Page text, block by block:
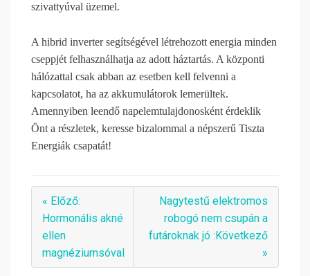
szivattyúval üzemel.
A hibrid inverter segítségével létrehozott energia minden
cseppjét felhasználhatja az adott háztartás. A központi
hálózattal csak abban az esetben kell felvenni a
kapcsolatot, ha az akkumulátorok lemerültek.
Amennyiben leendő napelemtulajdonosként érdeklik
Önt a részletek, keresse bizalommal a népszerű Tiszta
Energiák csapatát!
« Előző:
Hormonális akné
ellen
magnéziumsóval
Nagytestű elektromos
robogó nem csupán a
futároknak jó :Következő
»